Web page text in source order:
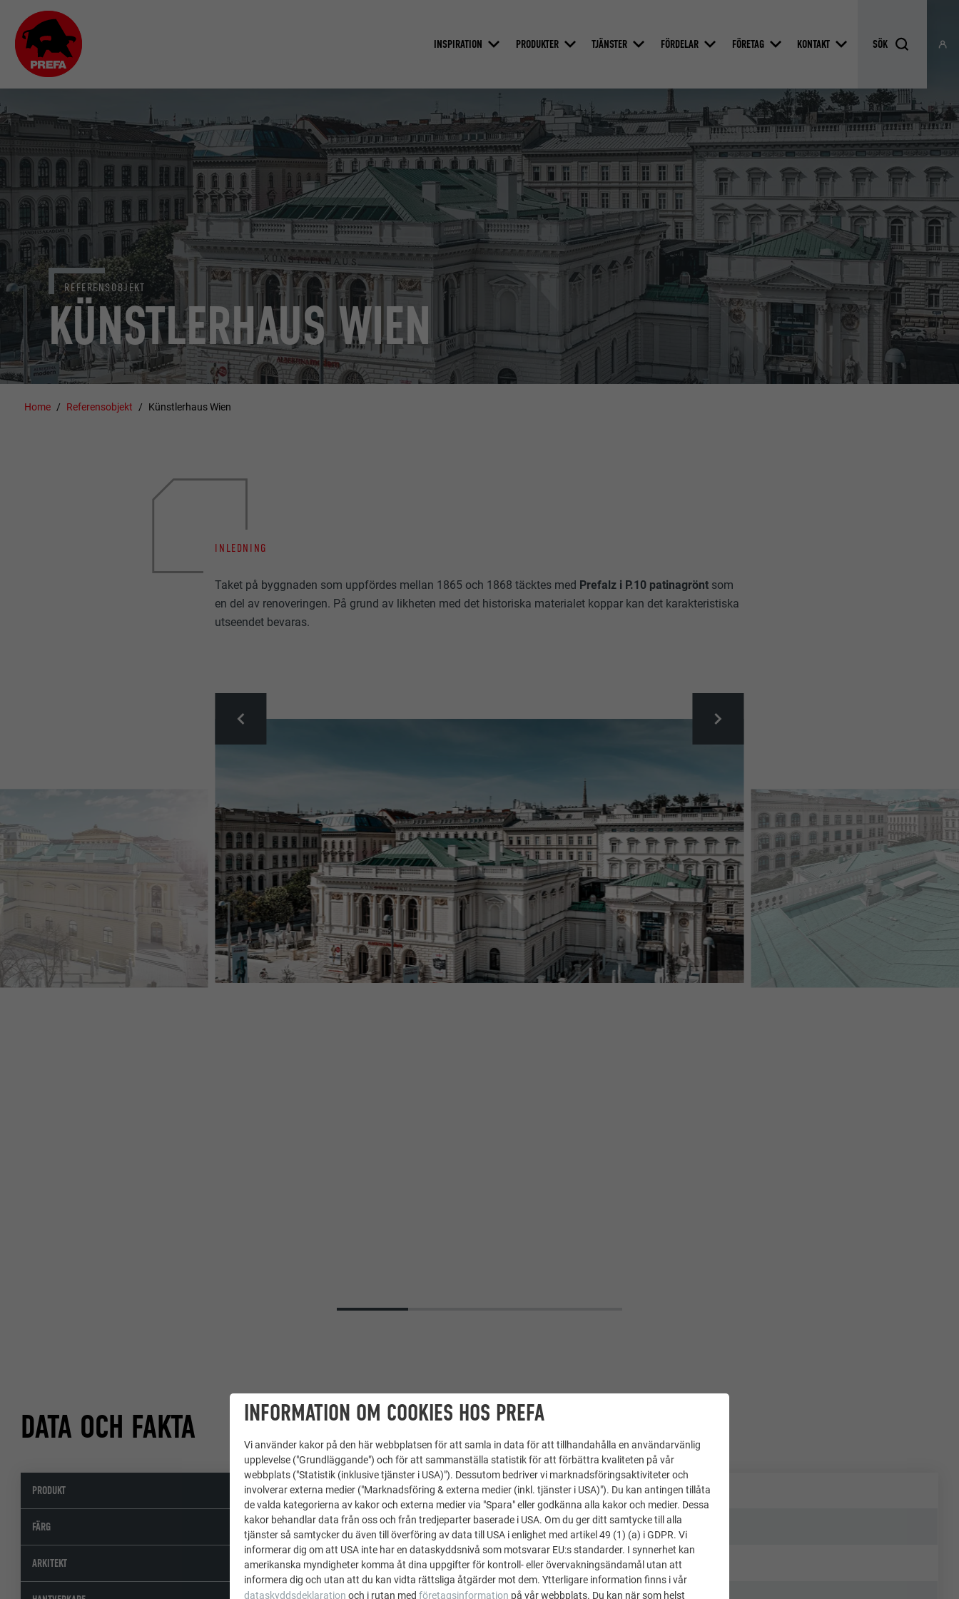
INSPIRATION PRODUKTER TJÄNSTER FÖRDELAR FÖRETAG KONTAKT
KÜNSTLERHAUS WIEN
REFERENSOBJEKT
Home Referensobjekt Künstlerhaus Wien
INLEDNING
Taket på byggnaden som uppfördes mellan 1865 och 1868 täcktes med Prefalz i P.10 patinagrönt som
en del av renoveringen. På grund av likheten med det historiska materialet koppar kan det karakteristiska
utseendet bevaras.
DATA OCH FAKTA
PRODUKT Taksystem PREFALZ
FÄRG 46 P.10 patinagrön
ARKITEKT MHM Architects, Wien
INFORMATION OM COOKIES HOS PREFA
Vi använder kakor på den här webbplatsen för att samla in data för att tillhandahålla en användarvänlig
upplevelse ("Grundläggande") och för att sammanställa statistik för att förbättra kvaliteten på vår
webbplats ("Statistik (inklusive tjänster i USA)"). Dessutom bedriver vi marknadsföringsaktiviteter och
involverar externa medier ("Marknadsföring & externa medier (inkl. tjänster i USA)"). Du kan antingen tillåta
de valda kategorierna av kakor och externa medier via "Spara" eller godkänna alla kakor och medier. Dessa
kakor behandlar data från oss och från tredjeparter baserade i USA. Om du ger ditt samtycke till alla
tjänster så samtycker du även till överföring av data till USA i enlighet med artikel 49 (1) (a) i GDPR. Vi
informerar dig om att USA inte har en dataskyddsnivå som motsvarar EU:s standarder. I synnerhet kan
amerikanska myndigheter komma åt dina uppgifter för kontroll- eller övervakningsändamål utan att
informera dig och utan att du kan vidta rättsliga åtgärder mot dem. Ytterligare information finns i vår
dataskyddsdeklaration och i rutan med företagsinformation på vår webbplats. Du kan när som helst